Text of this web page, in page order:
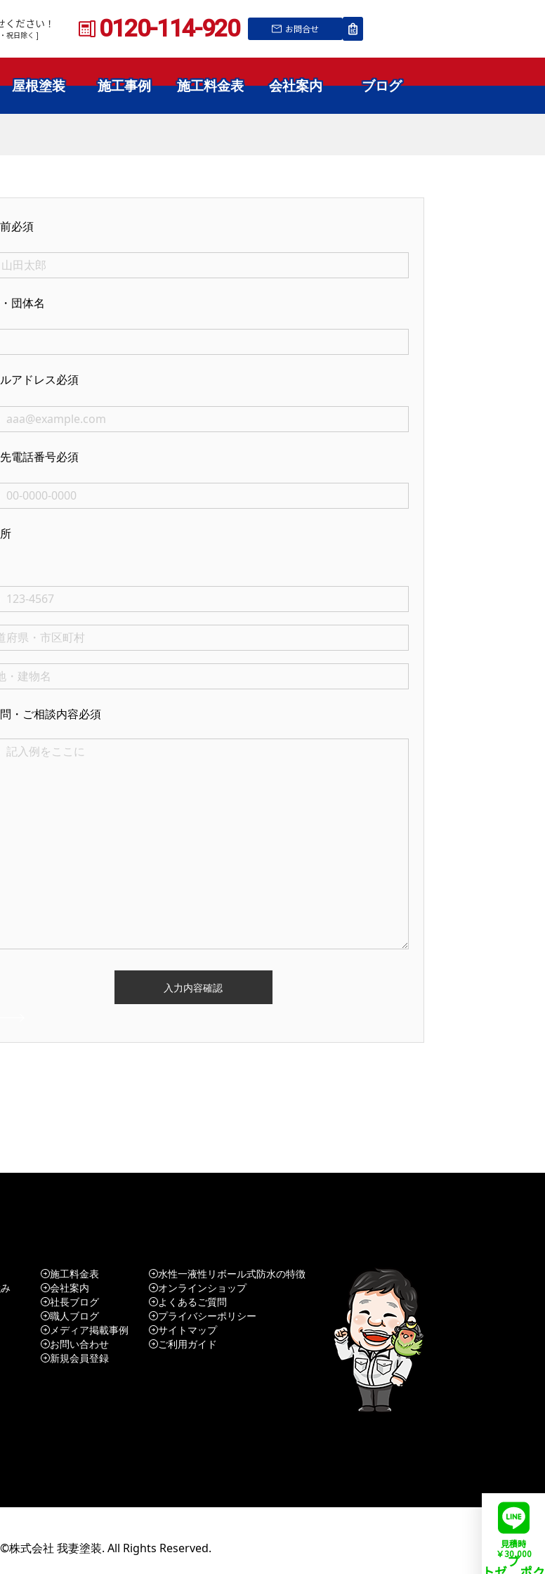
ださい！
祝日除く ] 0120-114-920 お問合せ
屋根塗装 施工事例 施工料金表 会社案内 ブログ
必須
団体名
アドレス必須
電話番号必須
・ご相談内容必須
施工料金表
水性一液性リボール式防水の特徴
会社案内
オンラインショップ
社長ブログ
よくあるご質問
職人ブログ
プライバシーポリシー
メディア掲載事例
サイトマップ
お問い合わせ
ご利用ガイド
新規会員登録
式会社 我妻塗装. All Rights Reserved.
見積時
￥30,000